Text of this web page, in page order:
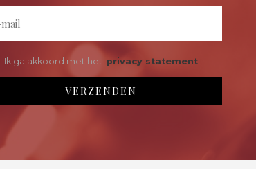
Ik ga akkoord met het privacy statement